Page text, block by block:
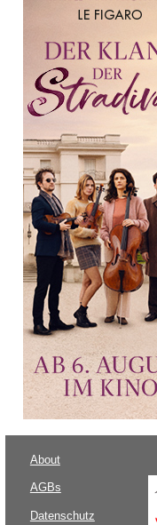
About
AGBs
Datenschutz